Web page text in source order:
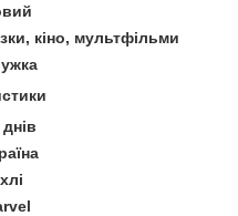
кіно, мультфільми